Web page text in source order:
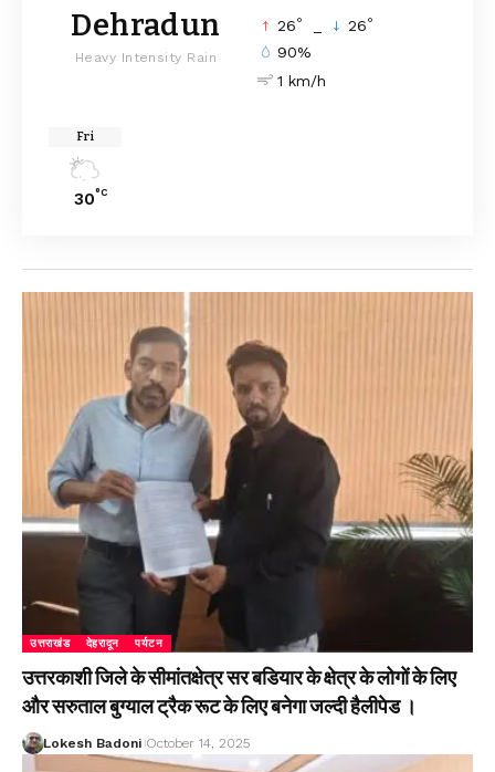
Dehradun
Heavy Intensity Rain
26° 26°
90%
1 km/h
Fri
30°C
उत्तराखंड देहरादून पर्यटन
उत्तरकाशी जिले के सीमांतक्षेत्र सर बडियार के क्षेत्र के लोगों के लिए
और सरुताल बुग्याल ट्रैक रूट के लिए बनेगा जल्दी हैलीपेड ।
Lokesh Badoni October 14, 2025